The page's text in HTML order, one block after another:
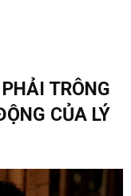
TRÔNG
CỦA LÝ